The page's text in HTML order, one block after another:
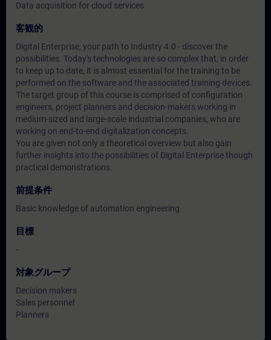
Data acquisition for cloud services
客観的
Digital Enterprise, your path to Industry 4.0 - discover the
possibilities. Today's technologies are so complex that, in order
to keep up to date, it is almost essential for the training to be
performed on the software and the associated training devices.
The target group of this course is comprised of configuration
engineers, project planners and decision-makers working in
medium-sized and large-scale industrial companies, who are
working on end-to-end digitalization concepts.
You are given not only a theoretical overview but also gain
further insights into the possibilities of Digital Enterprise though
practical demonstrations.
前提条件
Basic knowledge of automation engineering
目標
-
対象グループ
Decision makers
Sales personnel
Planners